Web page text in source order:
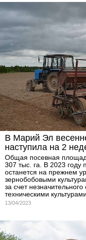
В Марий Эл
наступила на 2
Общая посевная
307 тыс. га. В 2023
останется на прежнем
зернобобовыми
за счет
техническими культурами.
13/04/2023